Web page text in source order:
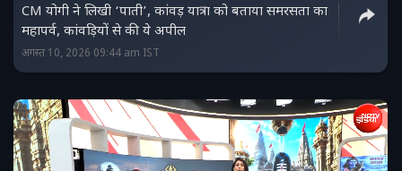
CM योगी ने लिखी ‘पाती’, कांवड़ यात्रा को बताया समरसता का
महापर्व, कांवड़ियों से की ये अपील
अगस्त 10, 2026 09:44 am IST